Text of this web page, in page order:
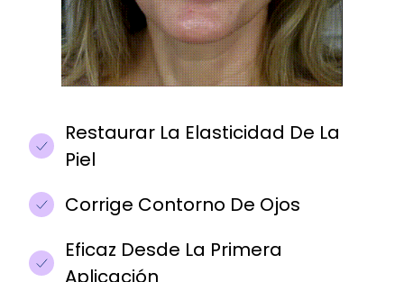
Restaurar La Elasticidad De La
Piel
Corrige Contorno De Ojos
Eficaz Desde La Primera
Aplicación